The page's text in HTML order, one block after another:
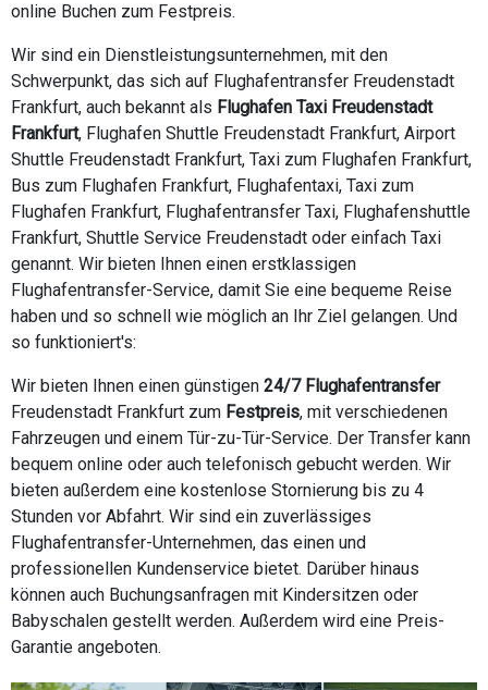
online Buchen zum Festpreis.
Wir sind ein Dienstleistungsunternehmen, mit den
Schwerpunkt, das sich auf Flughafentransfer Freudenstadt
Frankfurt, auch bekannt als Flughafen Taxi Freudenstadt
Frankfurt, Flughafen Shuttle Freudenstadt Frankfurt, Airport
Shuttle Freudenstadt Frankfurt, Taxi zum Flughafen Frankfurt,
Bus zum Flughafen Frankfurt, Flughafentaxi, Taxi zum
Flughafen Frankfurt, Flughafentransfer Taxi, Flughafenshuttle
Frankfurt, Shuttle Service Freudenstadt oder einfach Taxi
genannt. Wir bieten Ihnen einen erstklassigen
Flughafentransfer-Service, damit Sie eine bequeme Reise
haben und so schnell wie möglich an Ihr Ziel gelangen. Und
so funktioniert's:
Wir bieten Ihnen einen günstigen 24/7 Flughafentransfer
Freudenstadt Frankfurt zum Festpreis, mit verschiedenen
Fahrzeugen und einem Tür-zu-Tür-Service. Der Transfer kann
bequem online oder auch telefonisch gebucht werden. Wir
bieten außerdem eine kostenlose Stornierung bis zu 4
Stunden vor Abfahrt. Wir sind ein zuverlässiges
Flughafentransfer-Unternehmen, das einen und
professionellen Kundenservice bietet. Darüber hinaus
können auch Buchungsanfragen mit Kindersitzen oder
Babyschalen gestellt werden. Außerdem wird eine Preis-
Garantie angeboten.